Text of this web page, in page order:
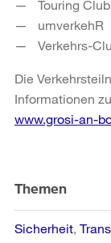
Touring
umverkehR
Verkehrs-
Die
Informationen
www.grosi-an-
Themen
Sicherheit